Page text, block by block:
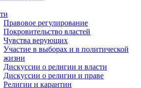
Правовое регулирование
Покровительство властей
Чувства верующих
Участие в выборах и в политической
жизни
Дискуссии о религии и власти
Дискуссии о религии и праве
Религии и карантин